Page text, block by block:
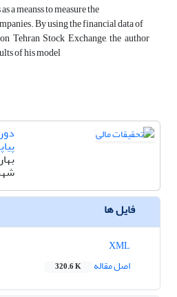
a meanss to measure the
By using the financial data of
Tehran Stock Exchange, the author
of his model
فایل ها
اصل مقاله
320.6 K